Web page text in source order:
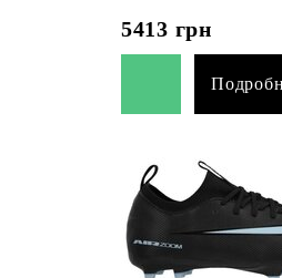
5413 грн